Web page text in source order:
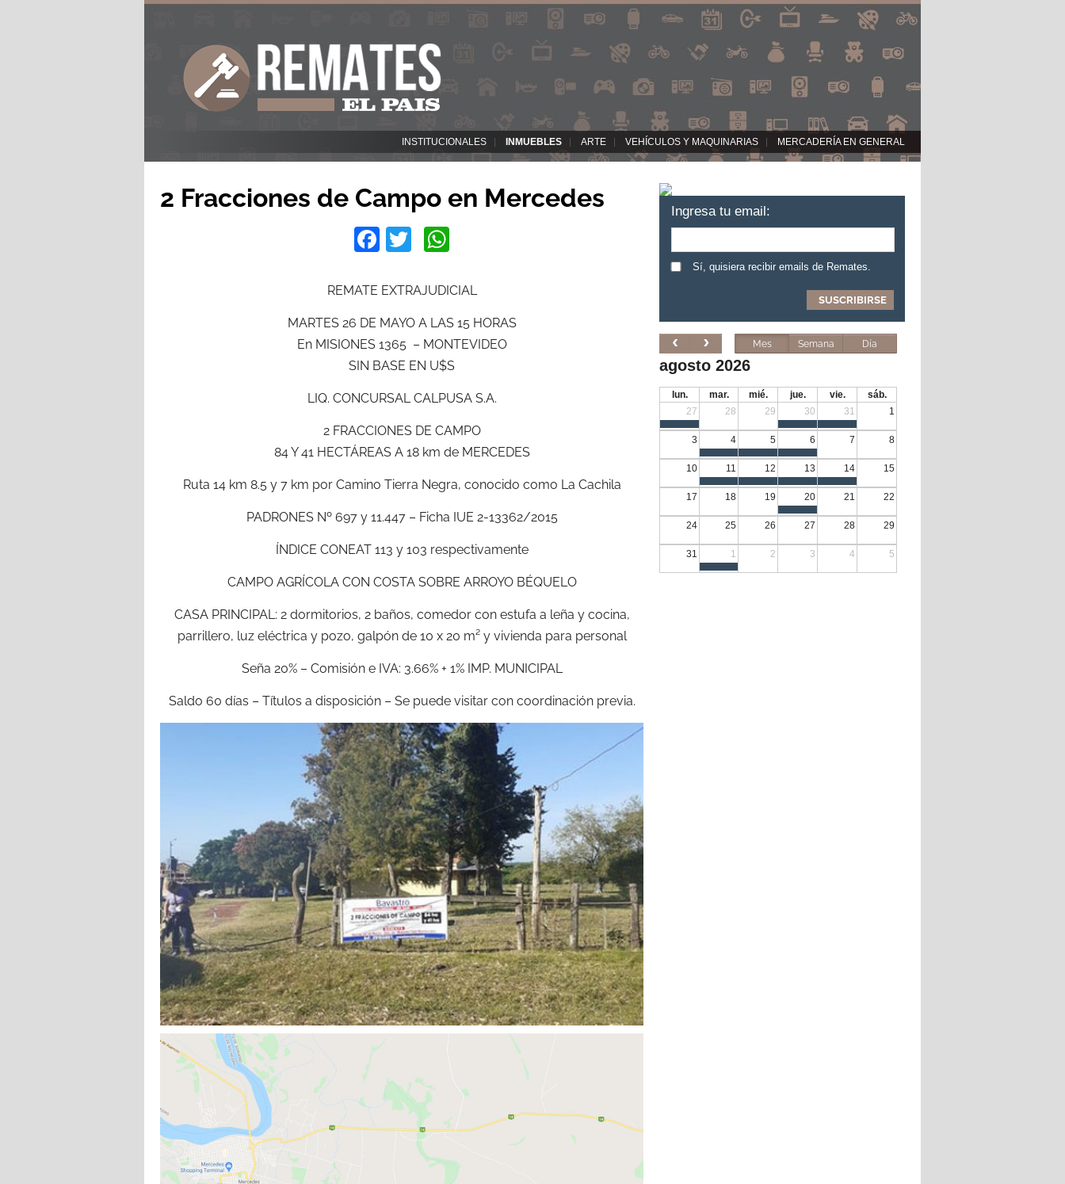
INSTITUCIONALES INMUEBLES ARTE VEHÍCULOS Y MAQUINARIAS MERCADERÍA EN GENERAL
2 Fracciones de Campo en Mercedes
Facebook
Twitter
REMATE EXTRAJUDICIAL
MARTES 26 DE MAYO A LAS 15 HORAS
En MISIONES 1365 – MONTEVIDEO
SIN BASE EN U$S
LIQ. CONCURSAL CALPUSA S.A.
2 FRACCIONES DE CAMPO
84 Y 41 HECTÁREAS A 18 km de MERCEDES
Ruta 14 km 8.5 y 7 km por Camino Tierra Negra, conocido como La Cachila
PADRONES Nº 697 y 11.447 – Ficha IUE 2-13362/2015
ÍNDICE CONEAT 113 y 103 respectivamente
CAMPO AGRÍCOLA CON COSTA SOBRE ARROYO BÉQUELO
CASA PRINCIPAL: 2 dormitorios, 2 baños, comedor con estufa a leña y cocina,
parrillero, luz eléctrica y pozo, galpón de 10 x 20 m² y vivienda para personal
Seña 20% – Comisión e IVA: 3.66% + 1% IMP. MUNICIPAL
Saldo 60 días – Títulos a disposición – Se puede visitar con coordinación previa.
Ingresa tu email:
Sí, quisiera recibir emails de Remates.
Mes Semana Día
agosto 2026
lun. mar. mié. jue. vie.
sáb.
27
28 29 30 31 1
3 4 5 6 7 8
10 11 12 13 14 15
17 18 19 20 21 22
24 25 26 27 28 29
31 1 2 3 4 5